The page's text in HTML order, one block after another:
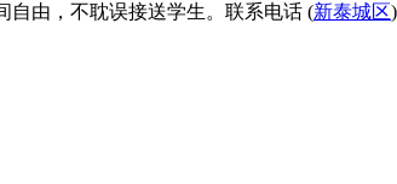
自由，不耽误接送学生。联系电话 (新泰城区)